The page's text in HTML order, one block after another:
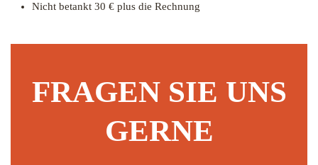
Nicht betankt 30 € plus die Rechnung
FRAGEN SIE UNS
GERNE